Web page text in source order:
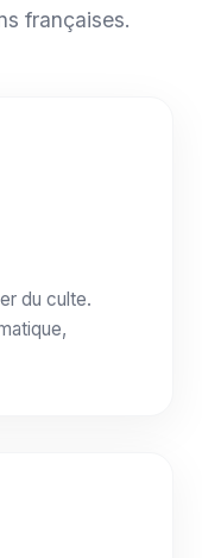
françaises.
du culte.